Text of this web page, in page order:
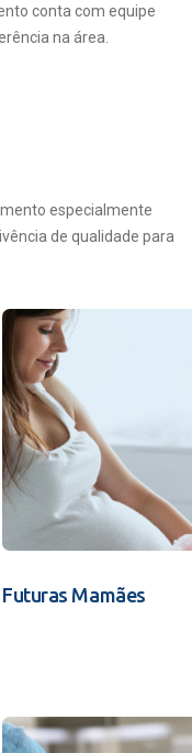
conta com equipe
na área.
especialmente
de qualidade para
Futuras Mamães